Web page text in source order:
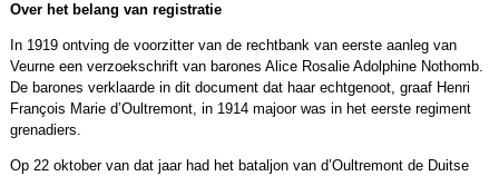
Over het belang van registratie
In 1919 ontving de voorzitter van de rechtbank van eerste aanleg van
Veurne een verzoekschrift van barones Alice Rosalie Adolphine Nothomb.
De barones verklaarde in dit document dat haar echtgenoot, graaf Henri
François Marie d’Oultremont, in 1914 majoor was in het eerste regiment
grenadiers.
Op 22 oktober van dat jaar had het bataljon van d’Oultremont de Duitse